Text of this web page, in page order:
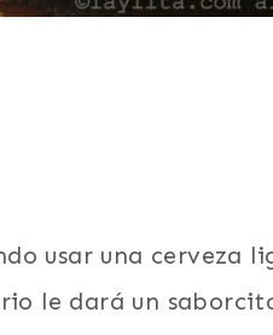
usar una cerveza
le dará un